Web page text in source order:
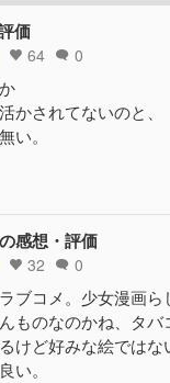
価
64 0
かされてないのと、
い。
感想・評価
32 0
ブコメ。少女漫画ら
ものなのかね、タバ
けど好みな絵ではな
い。